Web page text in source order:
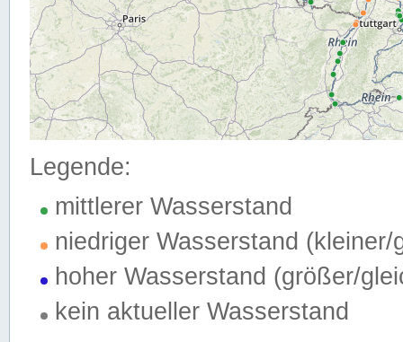
Legende:
mittlerer Wasserstand
niedriger Wasserstand (kleiner/
hoher Wasserstand (größer/
kein aktueller Wasserstand